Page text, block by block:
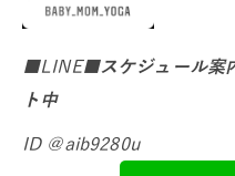
■LINE■スケジュール案
ト中
ID ＠aib9280u